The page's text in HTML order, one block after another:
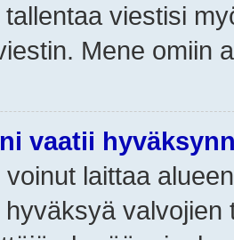
viestisi
Mene omiin
vaatii
voinut laittaa